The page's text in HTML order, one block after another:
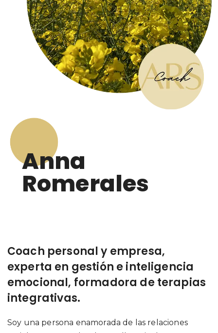
Anna
Romerales
Coach personal y empresa,
experta en gestión e inteligencia
emocional, formadora de terapias
integrativas.
Soy una persona enamorada de las relaciones